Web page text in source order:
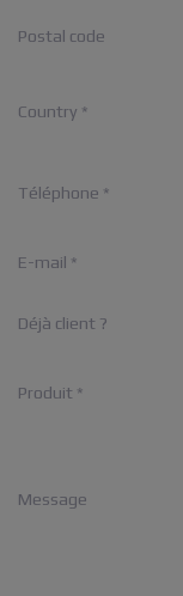
Postal code
Country *
Téléphone *
E-mail *
Déjà client ?
Produit *
Message